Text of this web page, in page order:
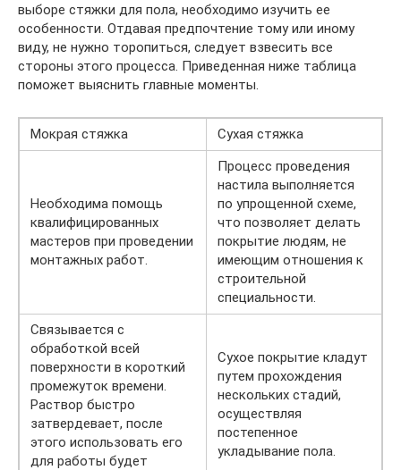
выборе стяжки для пола, необходимо изучить ее
особенности. Отдавая предпочтение тому или иному
виду, не нужно торопиться, следует взвесить все
стороны этого процесса. Приведенная ниже таблица
поможет выяснить главные моменты.
Мокрая стяжка Сухая стяжка
Необходима помощь
квалифицированных
мастеров при проведении
монтажных работ.
Процесс проведения
настила выполняется
по упрощенной схеме,
что позволяет делать
покрытие людям, не
имеющим отношения к
строительной
специальности.
Связывается с
обработкой всей
поверхности в короткий
промежуток времени.
Раствор быстро
затвердевает, после
этого использовать его
для работы будет
Сухое покрытие кладут
путем прохождения
нескольких стадий,
осуществляя
постепенное
укладывание пола.